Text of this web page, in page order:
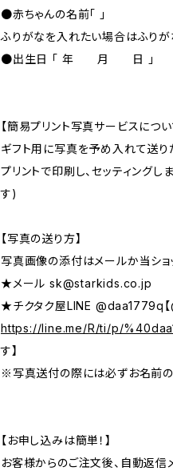
●赤ちゃんの名前「 」
ふりがなを入れたい場合はふりが
●出生日 「 年 月 日 」
【簡易プリント写真サービスについ
ギフト用に写真を予め入れて送り
プリントで印刷し、セッティング
す)
【写真の送り方】
写真画像の添付はメールか当ショ
★メール sk@starkids.co.jp
★チクタク屋LINE @daa1779q【
https://line.me/R/ti/p/
す】
※写真送付の際には必ずお名前の
【お申し込みは簡単！】
お客様からのご注文後、自動返